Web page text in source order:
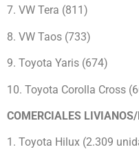
7. VW Tera (811)
8. VW Taos (733)
9. Toyota Yaris (674)
10. Toyota Corolla Cross
COMERCIALES
1. Toyota Hilux (2.309